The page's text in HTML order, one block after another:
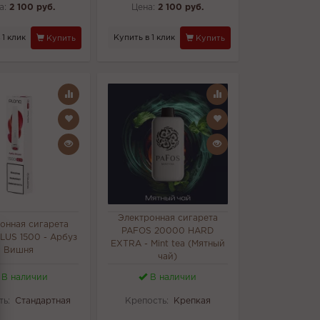
2 100 руб.
клик Купить
Цена: 2 100 руб.
Купить в 1 клик Купить
сигарета
1500 - Арбуз
Вишня
наличии
Стандартная
Электронная сигарета
PAFOS 20000 HARD
EXTRA - Mint tea (Мятный
чай)
В наличии
Крепость: Крепкая